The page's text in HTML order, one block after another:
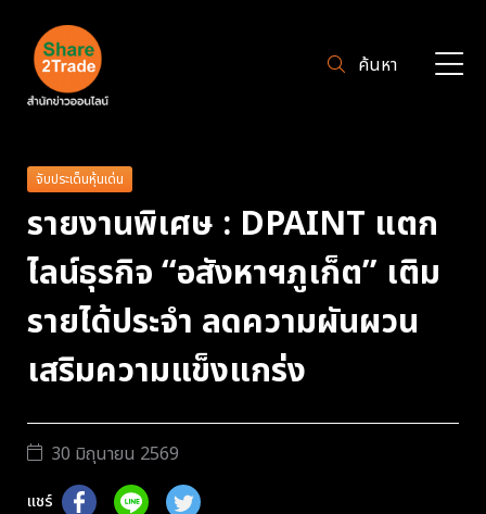
ค้นหา
จับประเด็นหุ้นเด่น
รายงานพิเศษ : DPAINT แตก
ไลน์ธุรกิจ “อสังหาฯภูเก็ต” เติม
รายได้ประจำ ลดความผันผวน
เสริมความแข็งแกร่ง
30 มิถุนายน 2569
แชร์